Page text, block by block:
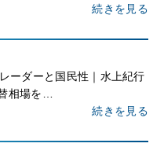
続きを見る
ーダーと国民性｜水上紀行
相場を…
続きを見る